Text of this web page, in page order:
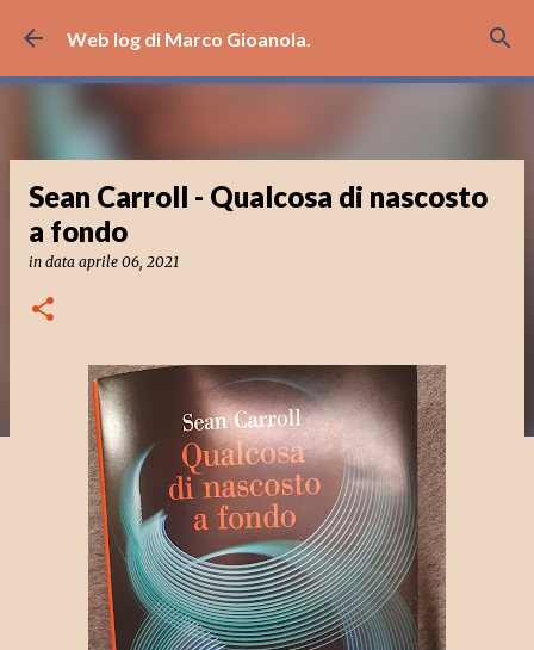
Passa ai contenuti principali
Web log di Marco Gioanola.
Sean Carroll - Qualcosa di nascosto
a fondo
in data aprile 06, 2021